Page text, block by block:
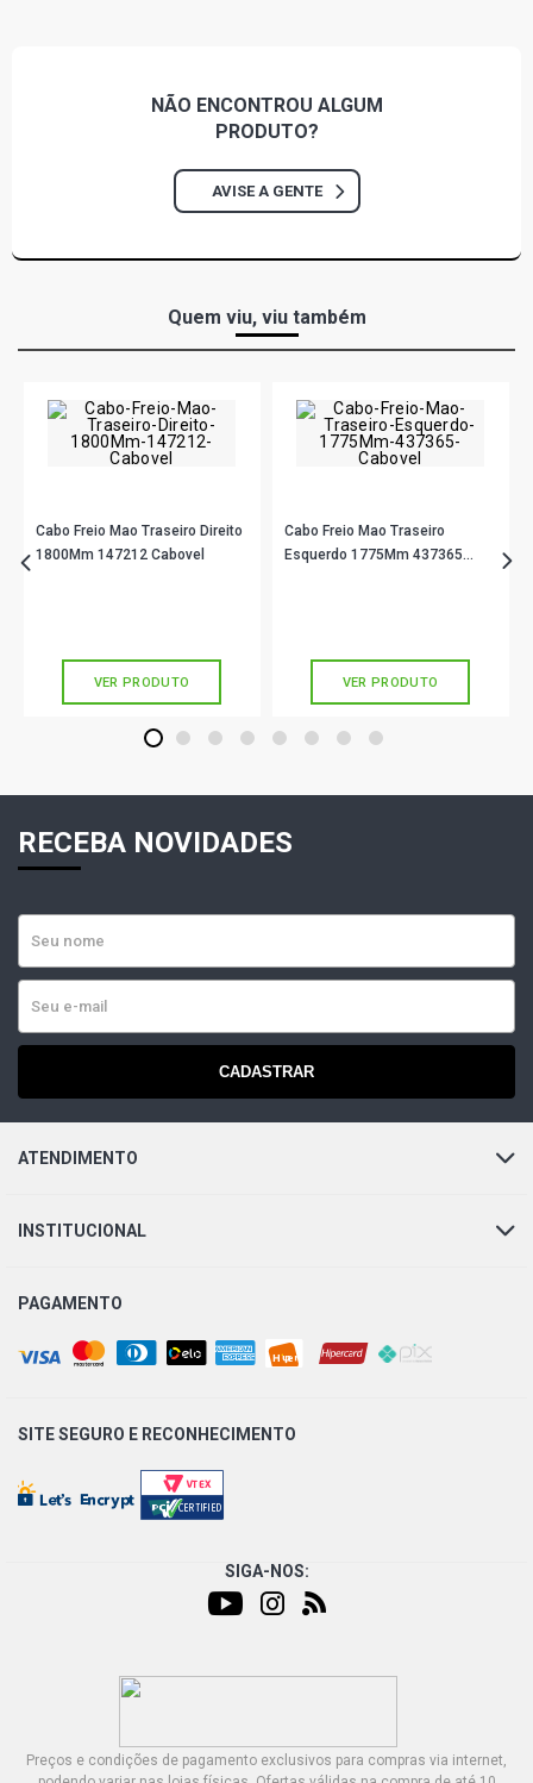
NÃO ENCONTROU ALGUM
PRODUTO?
AVISE A GENTE
Quem viu, viu também
Cabo Freio Mao Traseiro Direito
1800Mm 147212 Cabovel
VER PRODUTO
Cabo Freio Mao Traseiro
Esquerdo 1775Mm 437365
VER PRODUTO
1 2 3 4 5 6 7 8
RECEBA NOVIDADES
CADASTRAR
ATENDIMENTO
INSTITUCIONAL
PAGAMENTO
SITE SEGURO E RECONHECIMENTO
SIGA-NOS:
Preços e condições de pagamento exclusivos para compras via internet,